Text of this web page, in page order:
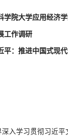
学院大学应用经济
工作调研
平：推进中国式现
深入学习贯彻习近